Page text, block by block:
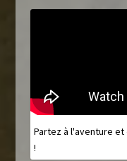
Partez à l'aventure et
!